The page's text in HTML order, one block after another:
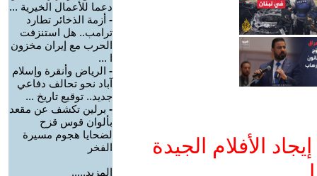
الأفلام الجيدة
دعما للأعمال الخيرية ...
- أزمة الذخائر تطارد
ترامب.. هل استنزفت
الحرب مع إيران مخزون
ا ...
- الرياض وأنقرة وإسلام
آباد نحو تحالف دفاعي
جديد.. توقيع تاريخ ...
- برلين تكشف عن مقعد
بألوان قوس قزح
لضحايا هجوم مسيرة
الفخر
المزيد.....